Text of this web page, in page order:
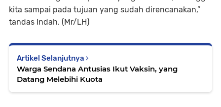
kita sampai pada tujuan yang sudah direncanakan,”
tandas Indah. (Mr/LH)
Artikel Selanjutnya
Warga Sendana Antusias Ikut Vaksin, yang
Datang Melebihi Kuota